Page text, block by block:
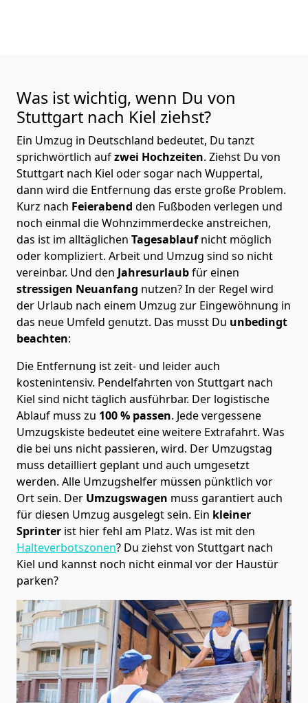
Was ist wichtig, wenn Du von
Stuttgart nach Kiel ziehst?
Ein Umzug in Deutschland bedeutet, Du tanzt
sprichwörtlich aufzwei Hochzeiten. Ziehst Du von
Stuttgart nach Kiel oder sogar nach Wuppertal,
dann wird die Entfernung das erste große Problem.
Kurz nach Feierabend den Fußboden verlegen und
noch einmal die Wohnzimmerdecke anstreichen,
das ist im alltäglichen Tagesablaufnicht möglich
oder kompliziert. Arbeit und Umzug sind so nicht
vereinbar. Und den Jahresurlaubfür einen
stressigen Neuanfang nutzen? In der Regel wird
der Urlaub nach einem Umzug zur Eingewöhnung in
das neue Umfeld genutzt. Das musst Du unbedingt
beachten:
Die Entfernung ist zeit- und leider auch
kostenintensiv. Pendelfahrten von Stuttgart nach
Kiel sind nicht täglich ausführbar. Der logistische
Ablauf muss zu 100 % passen. Jede vergessene
Umzugskiste bedeutet eine weitere Extrafahrt. Was
die bei uns nicht passieren, wird. Der Umzugstag
muss detailliert geplant und auch umgesetzt
werden. Alle Umzugshelfer müssen pünktlich vor
Ort sein. Der Umzugswagen muss garantiert auch
für diesen Umzug ausgelegt sein. Ein kleiner
Sprinter ist hier fehl am Platz. Was ist mit den
Halteverbotszonen? Du ziehst von Stuttgart nach
Kiel und kannst noch nicht einmal vor der Haustür
parken?